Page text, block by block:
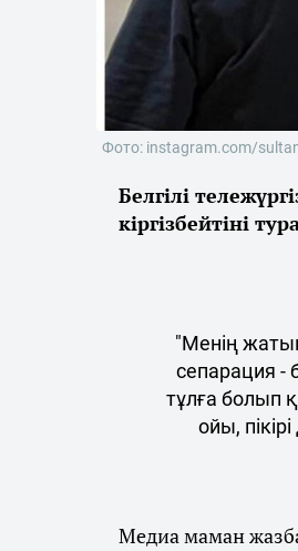
Фото: instagram.com/
Белгілі
кіргізбейтіні
"Менің
сепарация -
тұлға болып
ойы,
Медиа маман